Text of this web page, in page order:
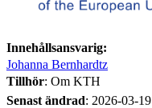
Innehållsansvarig:
Johanna Bernhardtz
Tillhör: Om KTH
Senast ändrad: 2026-03-19